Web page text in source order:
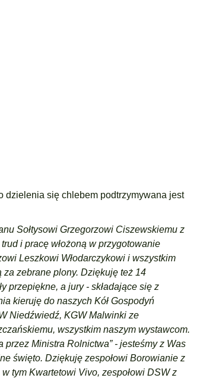
dzielenia się chlebem podtrzymywana jest
Sołtysowi Grzegorzowi Ciszewskiemu z
i pracę włożoną w przygotowanie
Leszkowi Włodarczykowi i wszystkim
zebrane plony. Dziękuję też 14
przepiękne, a jury - składające się z
kieruję do naszych Kół Gospodyń
Niedźwiedź, KGW Malwinki ze
wszystkim naszym wystawcom.
Ministra Rolnictwa” - jesteśmy z Was
święto. Dziękuję zespołowi Borowianie z
tym Kwartetowi Vivo, zespołowi DSW z